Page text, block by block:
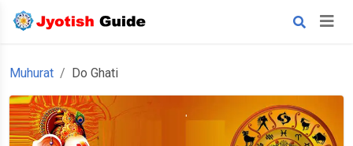
Muhurat Do Ghati